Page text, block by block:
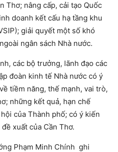
Thơ; nâng cấp, cải tạo Quốc
doanh kết cấu hạ tầng khu
giải quyết một số khó
ngân sách Nhà nước.
các bộ trưởng, lãnh đạo các
đoàn kinh tế Nhà nước có ý
tiềm năng, thế mạnh, vai trò,
những kết quả, hạn chế
của Thành phố; có ý kiến
xuất của Cần Thơ.
Phạm Minh Chính ghi